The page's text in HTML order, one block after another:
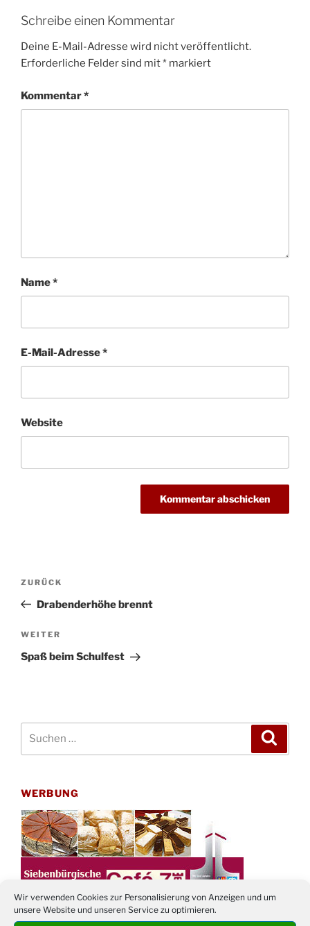
Wir verwenden Cookies zur Personalisierung von Anzeigen und um
unsere Website und unseren Service zu optimieren.
Schreibe einen Kommentar
Deine E-Mail-Adresse wird nicht veröffentlicht.
Erforderliche Felder sind mit* markiert
Kommentar*
Name*
E-Mail-Adresse*
Website
Beitragsnavigation
Vorheriger
Beitrag
ZURÜCK
Drabenderhöhe brennt
Nächster
Beitrag
WEITER
Spaß beim Schulfest
WERBUNG